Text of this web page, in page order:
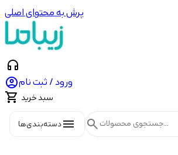
پرش به محتوای اصلی
headphones
ورود / ثبت نام
 سبد خرید
menuدسته‌بندی‌ها search